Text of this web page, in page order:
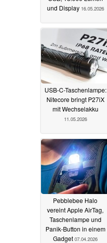
und Display 16.05.2026
USB-C-Taschenlampe:
Nitecore bringt P27iX
mit Wechselakku
11.05.2026
Pebblebee Halo
vereint Apple AirTag,
Taschenlampe und
Panik-Button in einem
Gadget 07.04.2026